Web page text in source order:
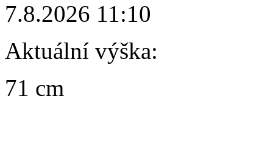
7.8.2026 11:10
Aktuální výška:
71 cm